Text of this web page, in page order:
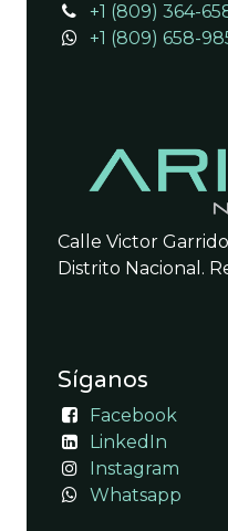
+1 (809) 364-
+1 (809) 658-
Calle Victor
Distrito Nacional.
Síganos
Facebook
LinkedIn
Instagram
Whatsapp